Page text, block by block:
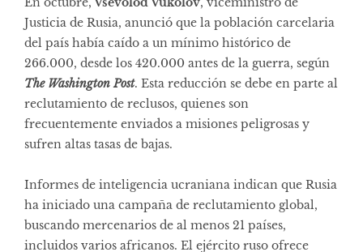
Justicia de Rusia, anunció que la población carcelaria
del país había caído a un mínimo histórico de
266.000, desde los 420.000 antes de la guerra, según
The Washington Post. Esta reducción se debe en parte al
reclutamiento de reclusos, quienes son
frecuentemente enviados a misiones peligrosas y
sufren altas tasas de bajas.
Informes de inteligencia ucraniana indican que Rusia
ha iniciado una campaña de reclutamiento global,
buscando mercenarios de al menos 21 países,
incluidos varios africanos. El ejército ruso ofrece